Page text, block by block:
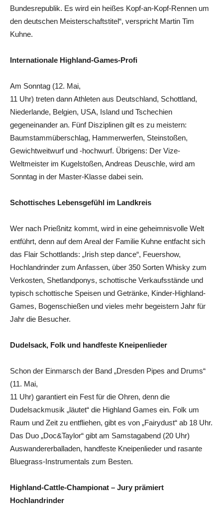
Bundesrepublik. Es wird ein heißes Kopf-an-Kopf-Rennen um
den deutschen Meisterschaftstitel“, verspricht Martin Tim
Kuhne.
Internationale Highland-Games-Profi
Am Sonntag (12. Mai,
11 Uhr) treten dann Athleten aus Deutschland, Schottland,
Niederlande, Belgien, USA, Island und Tschechien
gegeneinander an. Fünf Disziplinen gilt es zu meistern:
Baumstammüberschlag, Hammerwerfen, Steinstoßen,
Gewichtweitwurf und -hochwurf. Übrigens: Der Vize-
Weltmeister im Kugelstoßen, Andreas Deuschle, wird am
Sonntag in der Master-Klasse dabei sein.
Schottisches Lebensgefühl im Landkreis
Wer nach Prießnitz kommt, wird in eine geheimnisvolle Welt
entführt, denn auf dem Areal der Familie Kuhne entfacht sich
das Flair Schottlands: „Irish step dance“, Feuershow,
Hochlandrinder zum Anfassen, über 350 Sorten Whisky zum
Verkosten, Shetlandponys, schottische Verkaufsstände und
typisch schottische Speisen und Getränke, Kinder-Highland-
Games, Bogenschießen und vieles mehr begeistern Jahr für
Jahr die Besucher.
Dudelsack, Folk und handfeste Kneipenlieder
Schon der Einmarsch der Band „Dresden Pipes and Drums“
(11. Mai,
11 Uhr) garantiert ein Fest für die Ohren, denn die
Dudelsackmusik „läutet“ die Highland Games ein. Folk um
Raum und Zeit zu entfliehen, gibt es von „Fairydust“ ab 18 Uhr.
Das Duo „Doc&Taylor“ gibt am Samstagabend (20 Uhr)
Auswandererballaden, handfeste Kneipenlieder und rasante
Bluegrass-Instrumentals zum Besten.
Highland-Cattle-Championat – Jury prämiert
Hochlandrinder